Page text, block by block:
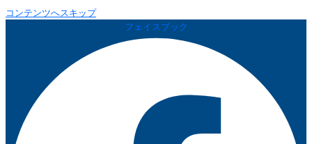
コンテンツへスキップ
フェイスブック